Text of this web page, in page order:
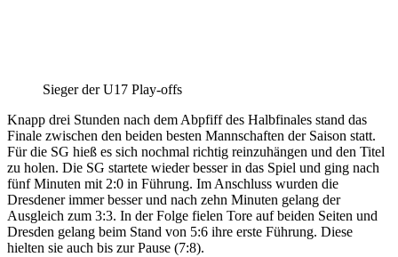
Sieger der U17 Play-offs
Knapp drei Stunden nach dem Abpfiff des Halbfinales stand das
Finale zwischen den beiden besten Mannschaften der Saison statt.
Für die SG hieß es sich nochmal richtig reinzuhängen und den Titel
zu holen. Die SG startete wieder besser in das Spiel und ging nach
fünf Minuten mit 2:0 in Führung. Im Anschluss wurden die
Dresdener immer besser und nach zehn Minuten gelang der
Ausgleich zum 3:3. In der Folge fielen Tore auf beiden Seiten und
Dresden gelang beim Stand von 5:6 ihre erste Führung. Diese
hielten sie auch bis zur Pause (7:8).